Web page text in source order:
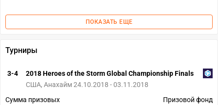
ПОКАЗАТЬ ЕЩЕ
Турниры
3-4
2018 Heroes of the Storm Global Championship Finals
США, Анахайм 24.10.2018 - 03.11.2018
Сумма призовых
Призовой фонд